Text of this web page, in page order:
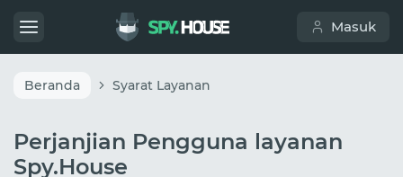
Masuk
Beranda Syarat Layanan
Perjanjian Pengguna layanan
Spy.House